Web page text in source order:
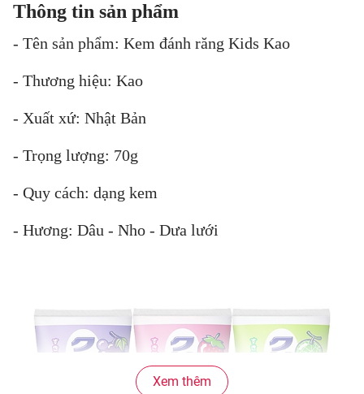
Thông tin sản phẩm
- Tên sản phẩm: Kem đánh răng Kids Kao
- Thương hiệu: Kao
- Xuất xứ: Nhật Bản
- Trọng lượng: 70g
- Quy cách: dạng kem
- Hương: Dâu - Nho - Dưa lưới
Xem thêm